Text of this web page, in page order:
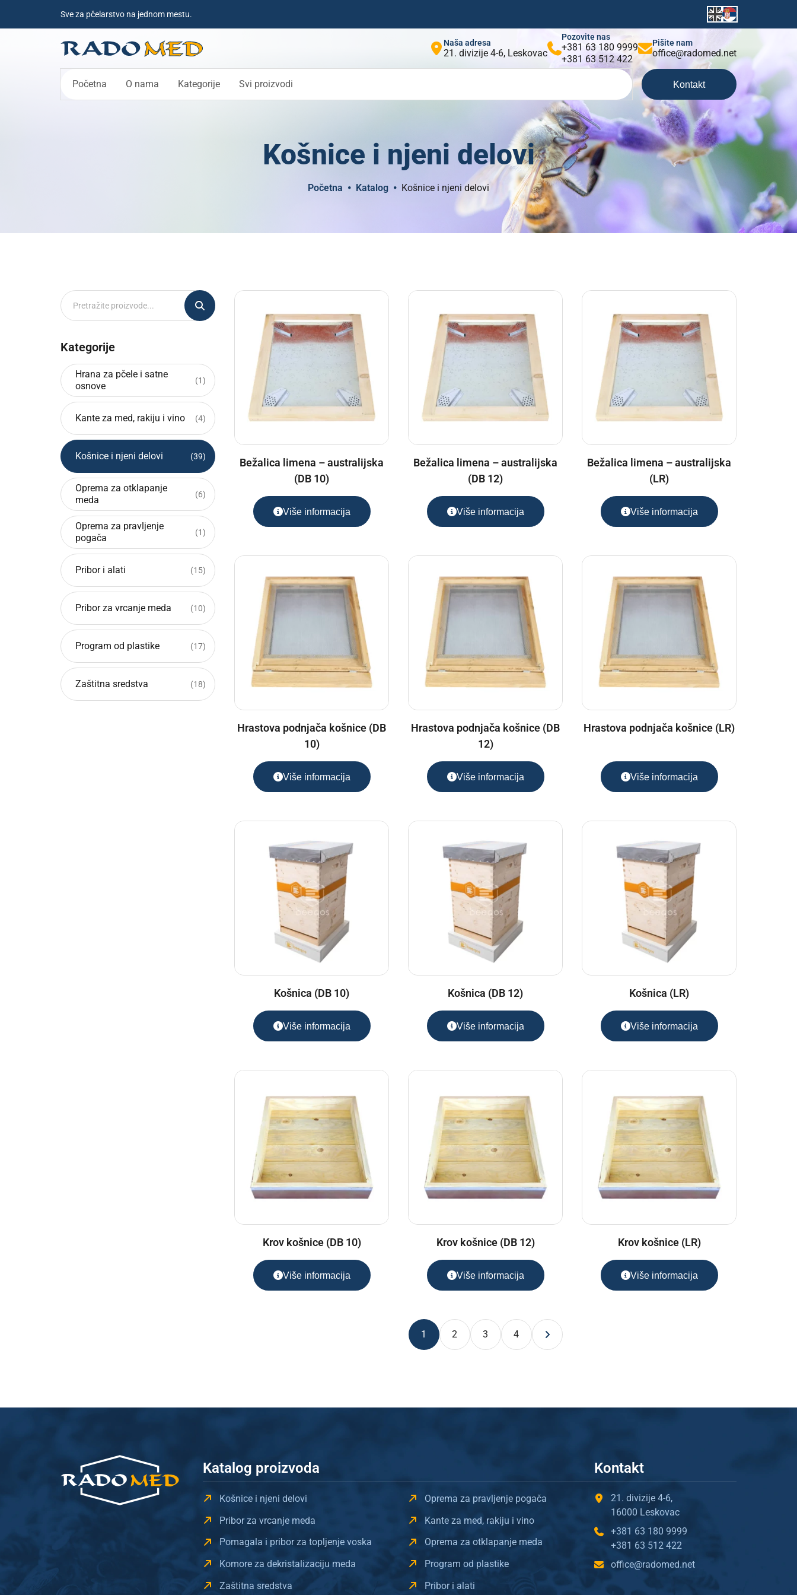
Sve za pčelarstvo na jednom mestu.
Naša adresa
21. divizije 4-6, Leskovac
Pozovite nas
+381 63 180 9999
+381 63 512 422
Pišite nam
office@radomed.net
Početna O nama Kategorije Svi proizvodi Kontakt
Košnice i njeni delovi
Početna Katalog Košnice i njeni delovi
Pretražite
proizvode
Kategorije
Hrana za pčele i satne
osnove
11
производ
Kante za med, rakiju i vino 44
производа
Košnice i njeni delovi 3939
производа
Oprema za otklapanje
meda
66
производа
Oprema za pravljenje
pogača
11
производ
Pribor i alati 1515
производа
Pribor za vrcanje meda 1010
производа
Program od plastike 1717
производа
Zaštitna sredstva 1818
производа
Bežalica limena – australijska
(DB 10)
Više informacija
Bežalica limena – australijska
(DB 12)
Više informacija
Bežalica limena – australijska
(LR)
Više informacija
Hrastova podnjača košnice (DB
10)
Više informacija
Hrastova podnjača košnice (DB
12)
Više informacija
Hrastova podnjača košnice (LR)
Više informacija
Košnica (DB 10)
Više informacija
Košnica (DB 12)
Više informacija
Košnica (LR)
Više informacija
Krov košnice (DB 10)
Više informacija
Krov košnice (DB 12)
Više informacija
Krov košnice (LR)
Više informacija
1 2 3 4 →
Katalog proizvoda
Košnice i njeni delovi
Pribor za vrcanje meda
Pomagala i pribor za topljenje voska
Komore za dekristalizaciju meda
Zaštitna sredstva
Oprema za pravljenje pogača
Kante za med, rakiju i vino
Oprema za otklapanje meda
Program od plastike
Pribor i alati
Kontakt
21. divizije 4-6,
16000 Leskovac
+381 63 180 9999
+381 63 512 422
office@radomed.net